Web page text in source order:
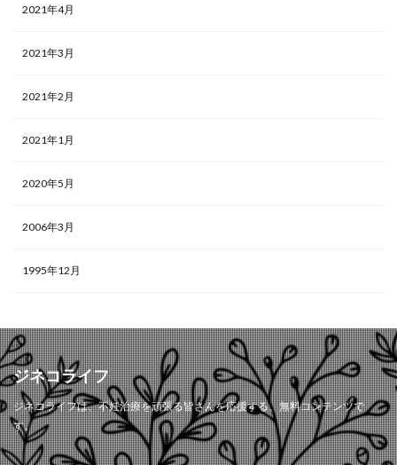
2021年4月
2021年3月
2021年2月
2021年1月
2020年5月
2006年3月
1995年12月
ジネコライフ
ジネコライフは、不妊治療を頑張る皆さんを応援する、無料コンテンツで
す。